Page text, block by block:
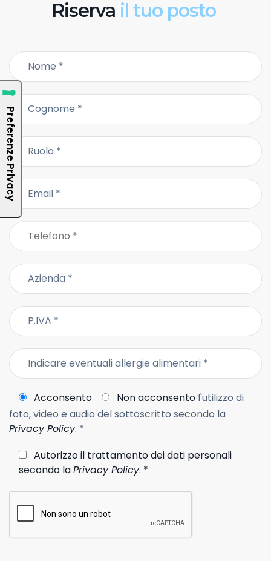
Riserva il tuo posto
Acconsento Non acconsento l'utilizzo di
foto, video e audio del sottoscritto secondo la
Privacy Policy. *
Autorizzo il trattamento dei dati personali
secondo laPrivacy Policy. *